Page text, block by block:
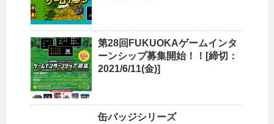
第28回FUKUOKAゲームインタ
ーンシップ募集開始！！[締切：
2021/6/11(金)]
缶バッジシリーズ